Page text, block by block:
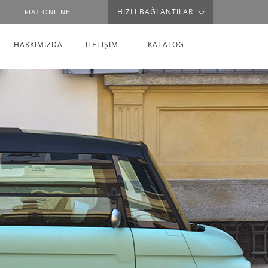
FIAT ONLINE HIZLI BAĞLANTILAR
HAKKIMIZDA İLETİŞİM KATALOG